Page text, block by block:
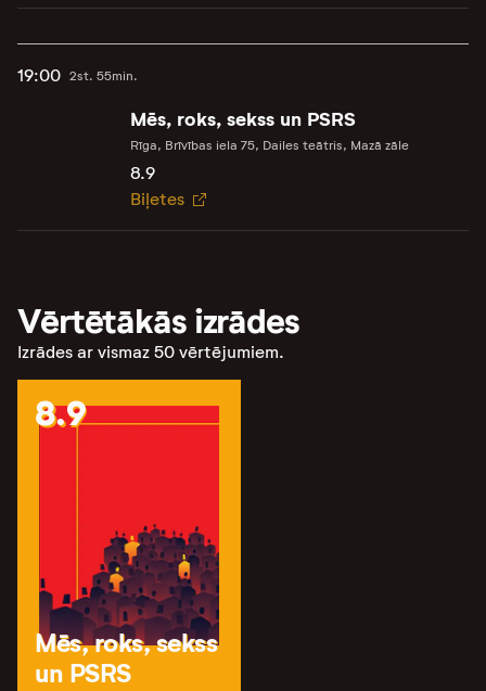
19:00 2st. 55min.
Mēs, roks, sekss un PSRS
Rīga, Brīvības iela 75, Dailes teātris, Mazā zāle
8.9
Biļetes
Vērtētākās izrādes
Izrādes ar vismaz 50 vērtējumiem.
8.9
Mēs, roks, sekss
un PSRS